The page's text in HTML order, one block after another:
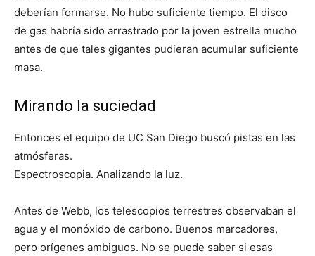
deberían formarse. No hubo suficiente tiempo. El disco
de gas habría sido arrastrado por la joven estrella mucho
antes de que tales gigantes pudieran acumular suficiente
masa.
Mirando la suciedad
Entonces el equipo de UC San Diego buscó pistas en las
atmósferas.
Espectroscopia. Analizando la luz.
Antes de Webb, los telescopios terrestres observaban el
agua y el monóxido de carbono. Buenos marcadores,
pero orígenes ambiguos. No se puede saber si esas